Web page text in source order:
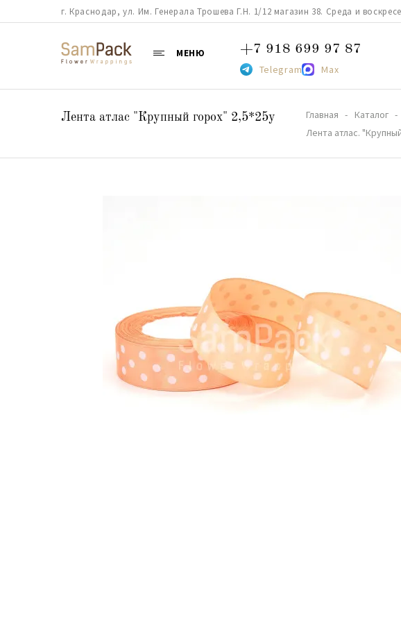
г. Краснодар, ул. Им. Генерала Трошева Г.Н. 1/12 магазин 38. Среда и
МЕНЮ +7 918 699 97 87
Telegram Max
Лента атлас "Крупный горох" 2,5*25y Главная Каталог
Лента атлас.